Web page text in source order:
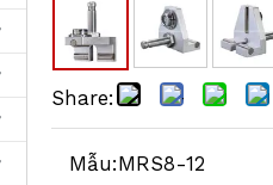
Share:
Mẫu:MRS8-12